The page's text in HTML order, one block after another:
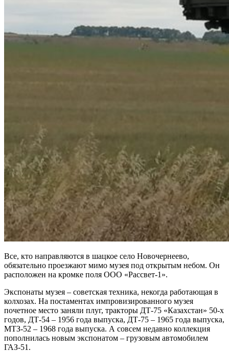
Все, кто направляются в шацкое село Новочернеево,
обязательно проезжают мимо музея под открытым небом. Он
расположен на кромке поля ООО «Рассвет-1».
Экспонаты музея – советская техника, некогда работающая в
колхозах. На постаментах импровизированного музея
почетное место заняли плуг, тракторы ДТ-75 «Казахстан» 50-х
годов, ДТ-54 – 1956 года выпуска, ДТ-75 – 1965 года выпуска,
МТЗ-52 – 1968 года выпуска. А совсем недавно коллекция
пополнилась новым экспонатом – грузовым автомобилем
ГАЗ-51.